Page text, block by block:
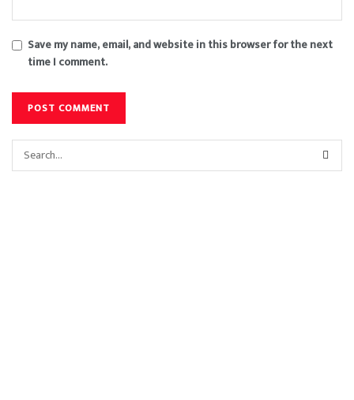
Save my name, email, and website in this browser for the next
time I comment.